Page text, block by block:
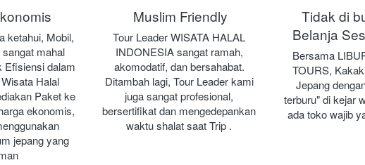
ketahui, Mobil,
mahal
Efisiensi dalam
Halal
Paket ke
ekonomis,
jepang yang
Muslim Friendly
Tour Leader WISATA HALAL
INDONESIA sangat ramah,
akomodatif, dan bersahabat.
Ditambah lagi, Tour Leader kami
juga sangat profesional,
bersertifikat dan mengedepankan
waktu shalat saat Trip .
Tidak di
Belanja
Bersama
TOURS,
Jepang
terburu" di kejar
ada toko wajib